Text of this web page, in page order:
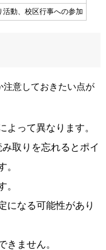
活動、校区行事への参加
意しておきたい点が
よって異なります。
取りを忘れるとポイ
。
。
になる可能性があり
きません。